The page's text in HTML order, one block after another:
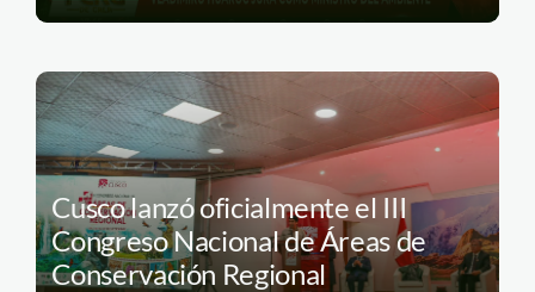
Cusco lanzó oficialmente el III
Congreso Nacional de Áreas de
Conservación Regional